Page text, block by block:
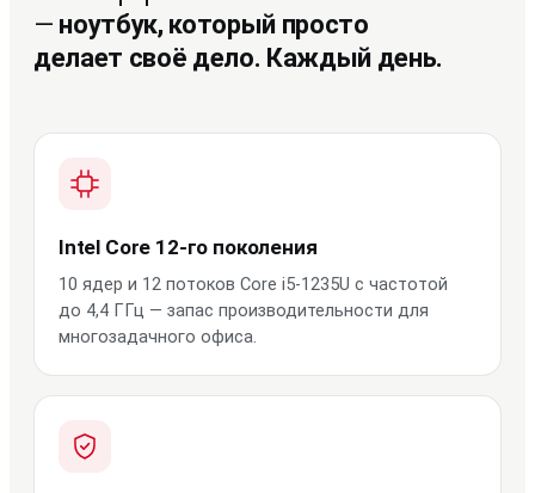
— ноутбук, который просто
делает своё дело. Каждый день.
Ключевые преимущества
Intel Core 12-го поколения
10 ядер и 12 потоков Core i5-1235U с частотой
до 4,4 ГГц — запас производительности для
многозадачного офиса.